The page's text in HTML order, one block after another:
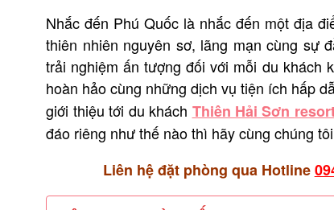
Nhắc đến Phú Quốc là nhắc đến một địa
thiên nhiên nguyên sơ, lãng mạn cùng sự
trải nghiệm ấn tượng đối với mỗi du khách
hoàn hảo cùng những dịch vụ tiện ích hấp
giới thiệu tới du khách Thiên Hải Sơn
đáo riêng như thế nào thì hãy cùngchúng tôi
Liên hệ đặt phòng qua Hotline